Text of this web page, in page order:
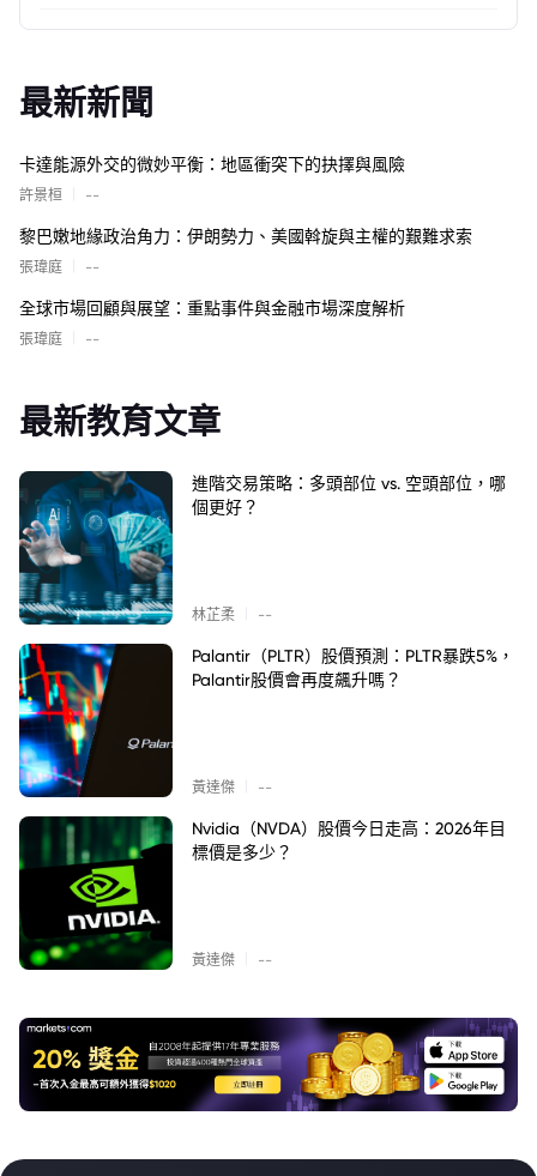
最新新聞
卡達能源外交的微妙平衡：地區衝突下的抉擇與風險
許景桓 --
黎巴嫩地緣政治角力：伊朗勢力、美國斡旋與主權的艱難求索
張瑋庭 --
全球市場回顧與展望：重點事件與金融市場深度解析
張瑋庭 --
最新教育文章
進階交易策略：多頭部位 vs. 空頭部位，哪
個更好？
林芷柔 --
Palantir（PLTR）股價預測：PLTR暴跌5%，
Palantir股價會再度飆升嗎？
黃達傑 --
Nvidia（NVDA）股價今日走高：2026年目
標價是多少？
黃達傑 --